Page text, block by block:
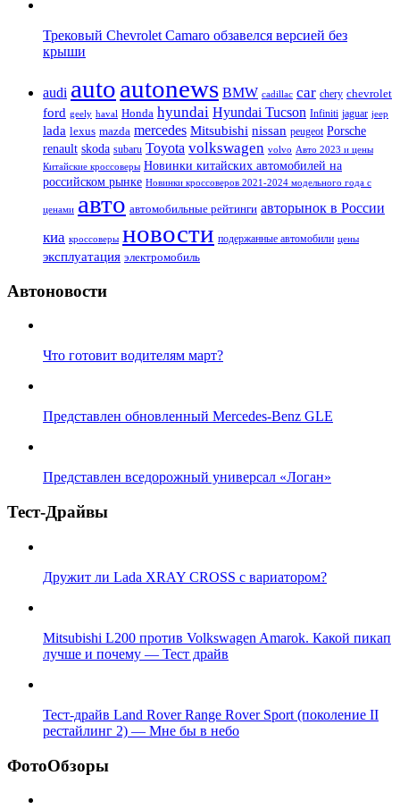
Трековый Chevrolet Camaro обзавелся версией без
крыши
audi autoautonews BMW cadillac car chery chevrolet
ford geely haval Honda hyundai Hyundai Tucson Infiniti jaguar jeep
lada lexus mazda mercedes Mitsubishi nissan peugeot Porsche
renault skoda subaru Toyota volkswagen volvo Авто 2023 и цены
Китайские кроссоверы Новинки китайских автомобилей на
российском рынке Новинки кроссоверов 2021-2024 модельного года с
ценами авто автомобильные рейтинги авторынок в России
киа кроссоверы новости подержанные автомобили цены
эксплуатация электромобиль
Автоновости
Что готовит водителям март?
Представлен обновленный Mercedes-Benz GLE
Представлен вседорожный универсал «Логан»
Тест-Драйвы
Дружит ли Lada XRAY CROSS с вариатором?
Mitsubishi L200 против Volkswagen Amarok. Какой пикап
лучше и почему — Тест драйв
Тест-драйв Land Rover Range Rover Sport (поколение II
рестайлинг 2) — Мне бы в небо
ФотоОбзоры